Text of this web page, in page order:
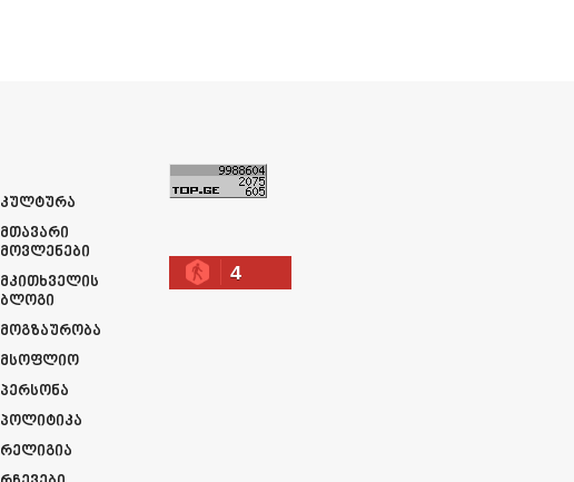
Კულტურა
Მთავარი
Მოვლენები
Მკითხველის
Ბლოგი
Მოგზაურობა
Მსოფლიო
Პერსონა
Პოლიტიკა
Რელიგია
4